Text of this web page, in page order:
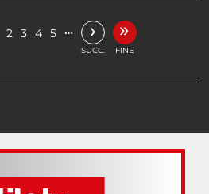
2 3 4 5 … ›
SUCC.
»
FINE